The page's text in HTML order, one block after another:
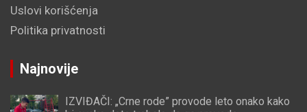
Uslovi korišćenja
Politika privatnosti
Najnovije
IZVIĐAČI: „Crne rode” provode leto onako kako